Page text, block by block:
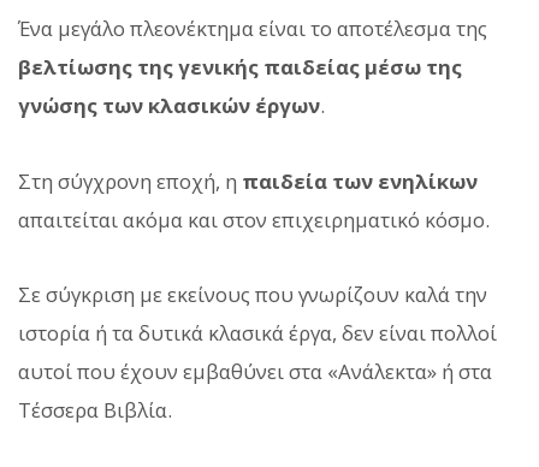
Ένα μεγάλο πλεονέκτημα είναι το αποτέλεσμα της
βελτίωσης της γενικής παιδείας μέσω της
γνώσης των κλασικών έργων.
Στη σύγχρονη εποχή, η παιδεία των ενηλίκων
απαιτείται ακόμα και στον επιχειρηματικό κόσμο.
Σε σύγκριση με εκείνους που γνωρίζουν καλά την
ιστορία ή τα δυτικά κλασικά έργα, δεν είναι πολλοί
αυτοί που έχουν εμβαθύνει στα «Ανάλεκτα» ή στα
Τέσσερα Βιβλία.